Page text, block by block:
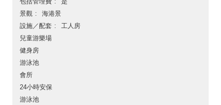
景觀
海港景
設施／配套
工人房
兒童游樂場
健身房
游泳池
會所
24小時安保
游泳池